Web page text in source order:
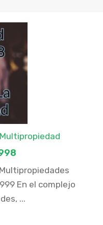
Multipropiedad
En el complejo
...